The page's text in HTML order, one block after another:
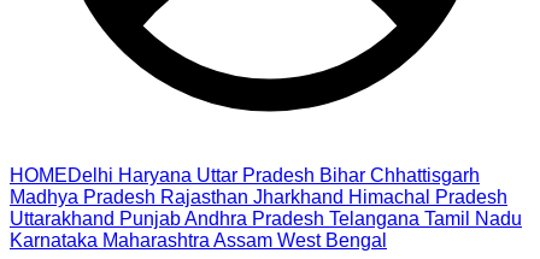
HOMEDelhi Haryana Uttar Pradesh Bihar Chhattisgarh
Madhya Pradesh Rajasthan Jharkhand Himachal Pradesh
Uttarakhand PunjabAndhra Pradesh Telangana Tamil Nadu
Karnataka Maharashtra Assam West Bengal